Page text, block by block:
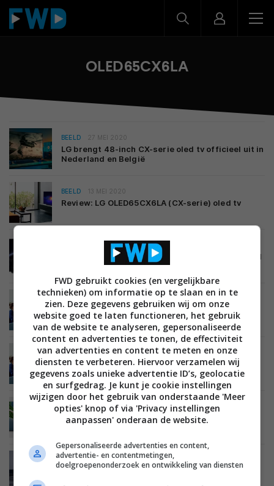
OLED65CX6LA
BEELD 27 MEI 2020
LG brengt 48-inch CX-serie oled tv officieel uit in
Nederland en België
BEELD 13 MEI 2020
Review: LG OLED65CX6LA (CX-serie) oled tv
01 APRIL 2020
LG CX-serie oled-televisies te koop in Nederland
Alles wat je moet weten over de nieuwe LG tv-
technologie voor 2020
BEELD 03 MAART 2020
LG 2020 oled tv line-up met specificaties en
prijzen
BEELD 12 FEBRUARI 2020
Specificaties en afbeeldingen LG GX-serie oled
tv’s duiken op
BEELD 10 JANUARI 2020
Oprolbare RX-serie oled tv van LG komt uiterlijk
FWD gebruikt cookies (en vergelijkbare
technieken) om informatie op te slaan en in te
zien. Deze gegevens gebruiken wij om onze
website goed te laten functioneren, het gebruik
van de website te analyseren, gepersonaliseerde
content en advertenties te tonen, de effectiviteit
van advertenties en content te meten en onze
diensten te verbeteren. Hiervoor verzamelen wij
gegevens zoals unieke advertentie ID’s, geolocatie
en surfgedrag. Je kunt je cookie instellingen
wijzigen door het gebruik van onderstaande 'Meer
opties' knop of via 'Privacy instellingen
aanpassen' onderaan de website.
Gepersonaliseerde advertenties en content,
advertentie- en contentmetingen,
doelgroepenonderzoek en ontwikkeling van diensten